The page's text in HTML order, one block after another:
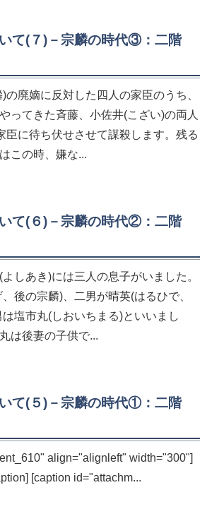
て(７)－宗麟の時代③：二階
の廃嫡に反対した四人の家臣のうち、
ってきた斉藤、小佐井(こざい)の両人
臣に待ち伏せさせて謀殺します。残る
この時、嫌な...
て(６)－宗麟の時代②：二階
しあき)には三人の息子がいました。
後の宗麟)、二男が晴英(はるひで、
塩市丸(しおいちまる)といいまし
は後妻の子供で...
て(５)－宗麟の時代①：二階
align="alignleft" width="300"]
[caption id="attachm...